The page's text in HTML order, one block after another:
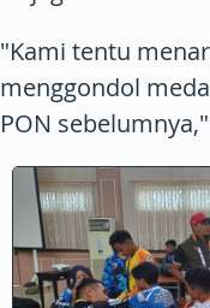
"Kami tentu
menggondol
PON